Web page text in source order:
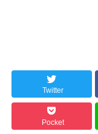
Twitter
Pocket